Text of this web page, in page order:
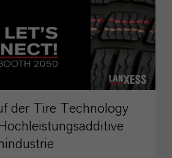
der Tire Technology